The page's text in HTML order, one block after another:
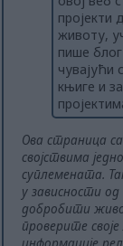
пројекти
животу,
пише
чувајући
књиге и
Ова страница
својствима
суплемената.
у зависности
добробити
проверите